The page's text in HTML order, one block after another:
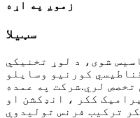
زموږ په اړه
سټیلا
تاسیس شوی، د لوړ تخنیکي
کورنیو وسایلو
لري.شرکت په عمده
ککر ، انډکشن او